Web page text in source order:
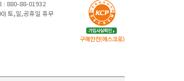
: 880-88-01932
토,일,공휴일 휴무